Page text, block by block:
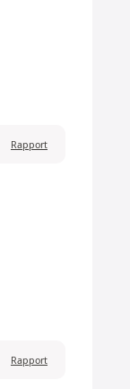
Rapport
Rapport